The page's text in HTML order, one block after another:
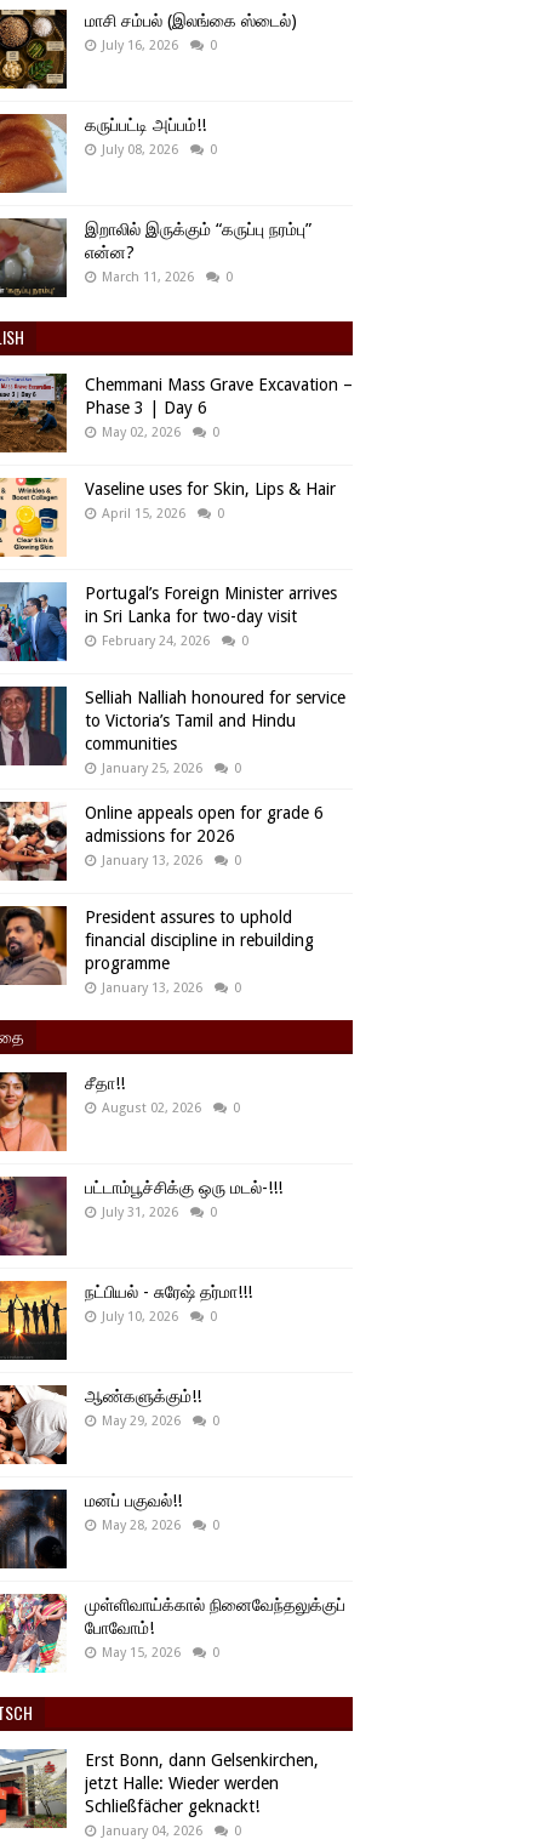
மாசி சம்பல் (இலங்கை ஸ்டைல்)
July 16, 2026 0
கருப்பட்டி அப்பம்!!
July 08, 2026 0
இறாலில் இருக்கும் “கருப்பு நரம்பு”
என்ன?
March 11, 2026 0
Chemmani Mass Grave Excavation –
Phase 3 | Day 6
May 02, 2026 0
Vaseline uses for Skin, Lips & Hair
April 15, 2026 0
Portugal’s Foreign Minister arrives
in Sri Lanka for two-day visit
February 24, 2026 0
Selliah Nalliah honoured for service
to Victoria’s Tamil and Hindu
communities
January 25, 2026 0
Online appeals open for grade 6
admissions for 2026
January 13, 2026 0
President assures to uphold
financial discipline in rebuilding
programme
January 13, 2026 0
சீதா!!
August 02, 2026 0
பட்டாம்பூச்சிக்கு ஒரு மடல்-!!!
July 31, 2026 0
நட்பியல் - சுரேஷ் தர்மா!!!
July 10, 2026 0
ஆண்களுக்கும்!!
May 29, 2026 0
மனப் பகுவல்!!
May 28, 2026 0
முள்ளிவாய்க்கால் நினைவேந்தலுக்குப்
போவோம்!
May 15, 2026 0
Erst Bonn, dann Gelsenkirchen,
jetzt Halle: Wieder werden
Schließfächer geknackt!
January 04, 2026 0